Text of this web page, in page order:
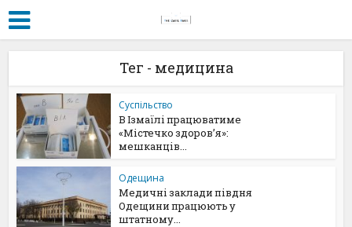
Тег - медицина
Суспільство
В Ізмаїлі працюватиме
«Містечко здоров’я»:
мешканців...
Одещина
Медичні заклади півдня
Одещини працюють у
штатному...